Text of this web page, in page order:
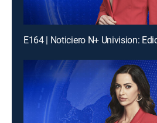
E164 | Noticiero N+ Univision: